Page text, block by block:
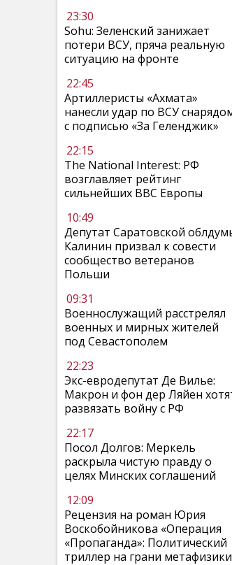
23:30
Sohu: Зеленский занижает
потери ВСУ, пряча реальную
ситуацию на фронте
22:45
Артиллеристы «Ахмата»
нанесли удар по ВСУ
с подписью «За Геленджик»
22:15
The National Interest: РФ
возглавляет рейтинг
сильнейших ВВС Европы
10:49
Депутат Саратовской
Калинин призвал к совести
сообщество ветеранов
Польши
09:31
Военнослужащий расстрелял
военных и мирных жителей
под Севастополем
22:23
Экс-евродепутат Де Вилье:
Макрон и фон дер Ляйен
развязать войну с РФ
22:17
Посол Долгов: Меркель
раскрыла чистую правду о
целях Минских соглашений
12:09
Рецензия на роман Юрия
Воскобойникова «Операция
«Пропаганда»: Политический
триллер на грани